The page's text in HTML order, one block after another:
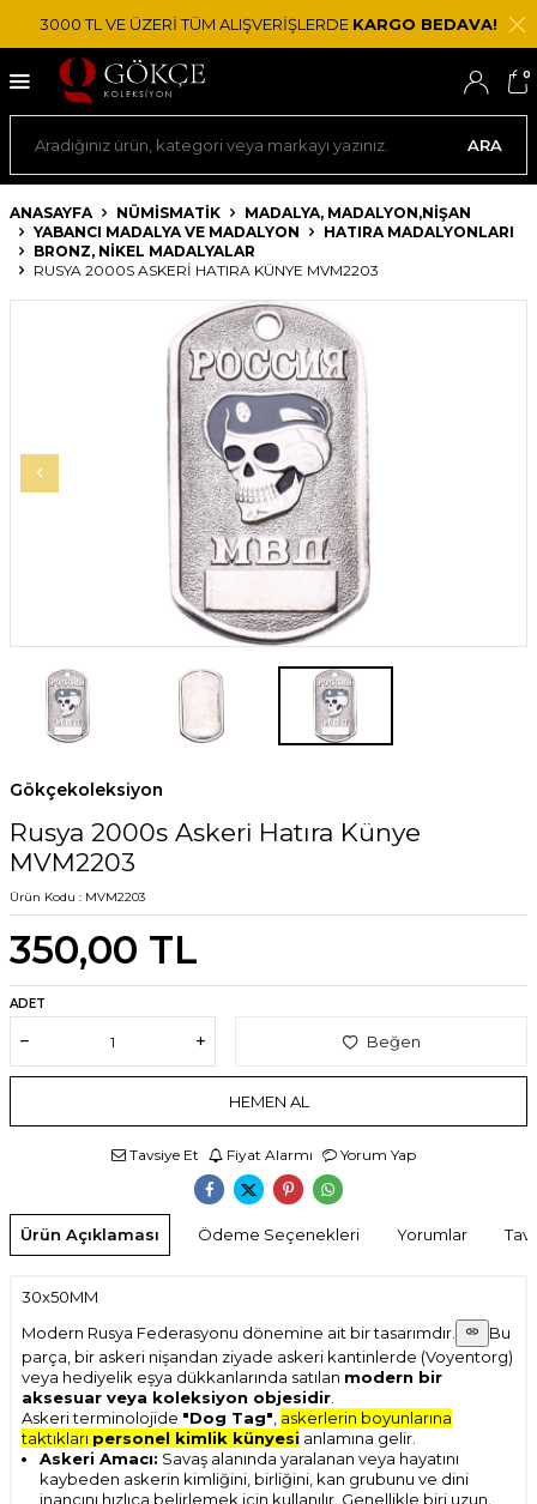
3000 TL VE ÜZERİ TÜM ALIŞVERİŞLERDE KARGO BEDAVA!
ARA
0
ANASAYFA NÜMİSMATİK
MADALYA, MADALYON,NIŞAN
YABANCI MADALYA VE MADALYON
HATIRA MADALYONLARI
BRONZ, NIKEL MADALYALAR
RUSYA 2000S ASKERI HATIRA KÜNYE MVM2203
Gökçekoleksiyon
Rusya 2000s Askeri Hatıra Künye
MVM2203
Ürün Kodu : MVM2203
350,00 TL
ADET
Beğen
HEMEN AL
Tavsiye Et Fiyat Alarmı Yorum Yap
Ürün Açıklaması Ödeme Seçenekleri Yorumlar
30x50MM
Modern Rusya Federasyonu dönemine ait bir tasarımdır.
Bu
parça, bir askeri nişandan ziyade askeri kantinlerde (Voyentorg)
veya hediyelik eşya dükkanlarında satılan modern bir
aksesuar veya koleksiyon objesidir.
Askeri terminolojide "Dog Tag", askerlerin boyunlarına
taktıkları personel kimlik künyesi anlamına gelir.
Askeri Amacı: Savaş alanında yaralanan veya hayatını
kaybeden askerin kimliğini, birliğini, kan grubunu ve dini
inancını hızlıca belirlemek için kullanılır. Genellikle biri uzun,